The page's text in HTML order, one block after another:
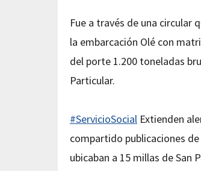
Fue a través de una circular
la embarcación Olé con
del porte 1.200 toneladas
Particular.
#ServicioSocial Extienden
compartido publicaciones
ubicaban a 15 millas de San